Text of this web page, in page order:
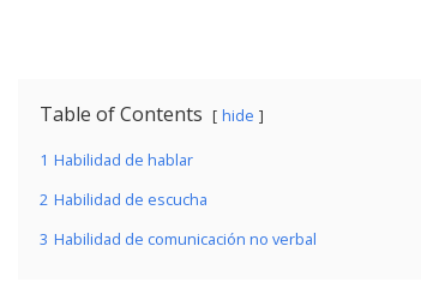
Table of Contents hide
1 Habilidad de hablar
2 Habilidad de escucha
3 Habilidad de comunicación no verbal